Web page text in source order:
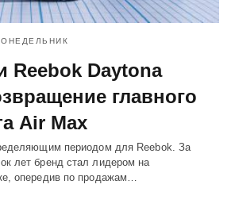
Reebok Daytona
главного
Air Max
периодом для Reebok. За
лет бренд стал лидером на
опередив по продажам…